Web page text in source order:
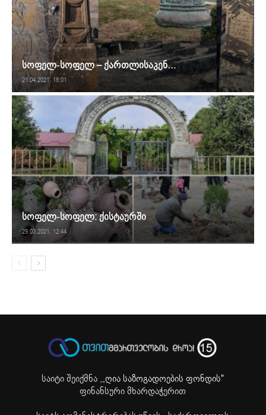
სოფელ-სოფელ – ქართლისაკენ…
21.04.2021. 18:01
სოფელ-სოფელ: ქისტაურში
29.03.2021. 12:44
საიტი შეიქმნა ,„ღია საზოგადოების ფონდის"
ფინანსური მხარდაჭერით